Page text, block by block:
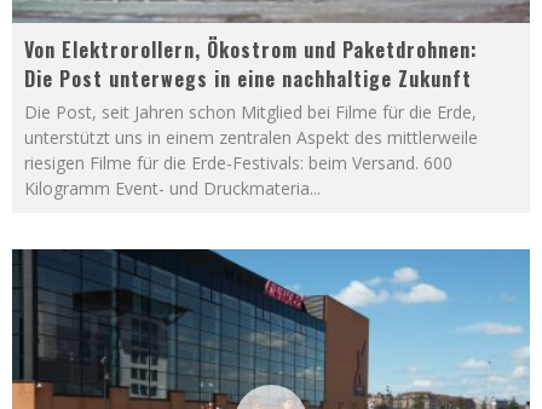
Von Elektrorollern, Ökostrom und Paketdrohnen:
Die Post unterwegs in eine nachhaltige Zukunft
Die Post, seit Jahren schon Mitglied bei Filme für die Erde,
unterstützt uns in einem zentralen Aspekt des mittlerweile
riesigen Filme für die Erde-Festivals: beim Versand. 600
Kilogramm Event- und Druckmateria...